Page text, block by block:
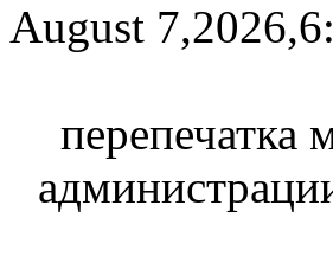
August
перепечатка